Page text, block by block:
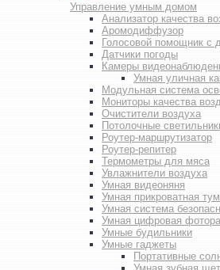
Управление умным домом
Анализатор качества
Аромодиффузор
Голосовой помощник с
Датчики погоды
Камеры
Умная уличная
Модульная система
Мониторы качества
Очистители воздуха
Потолочные
Роутер-маршрутизатор
Роутер-репитер
Термометры для мяса
Увлажнители воздуха
Умная видеоняня
Умная прикроватная
Умная система
Умная цифровая
Умные будильники
Умные гаджеты
Портативные